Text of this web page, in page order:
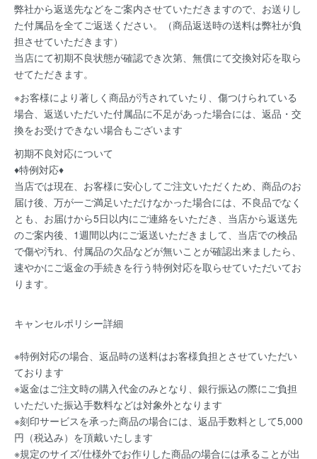
弊社から返送先などをご案内させていただきますので、お送りし
た付属品を全てご返送ください。（商品返送時の送料は弊社が負
担させていただきます）
当店にて初期不良状態が確認でき次第、無償にて交換対応を取ら
せてただきます。
※お客様により著しく商品が汚されていたり、傷つけられている
場合、返送いただいた付属品に不足があった場合には、返品・交
換をお受けできない場合もございます
初期不良対応について
♦特例対応♦
当店では現在、お客様に安心してご注文いただくため、商品のお
届け後、万が一ご満足いただけなかった場合には、不良品でなく
とも、お届けから5日以内にご連絡をいただき、当店から返送先
のご案内後、1週間以内にご返送いただきまして、当店での検品
で傷や汚れ、付属品の欠品などが無いことが確認出来ましたら、
速やかにご返金の手続きを行う特例対応を取らせていただいてお
ります。
キャンセルポリシー詳細
※特例対応の場合、返品時の送料はお客様負担とさせていただい
ております
※返金はご注文時の購入代金のみとなり、銀行振込の際にご負担
いただいた振込手数料などは対象外となります
※刻印サービスを承った商品の場合には、返品手数料として5,000
円（税込み）を頂戴いたします
※規定のサイズ/仕様外でお作りした商品の場合には承ることが出